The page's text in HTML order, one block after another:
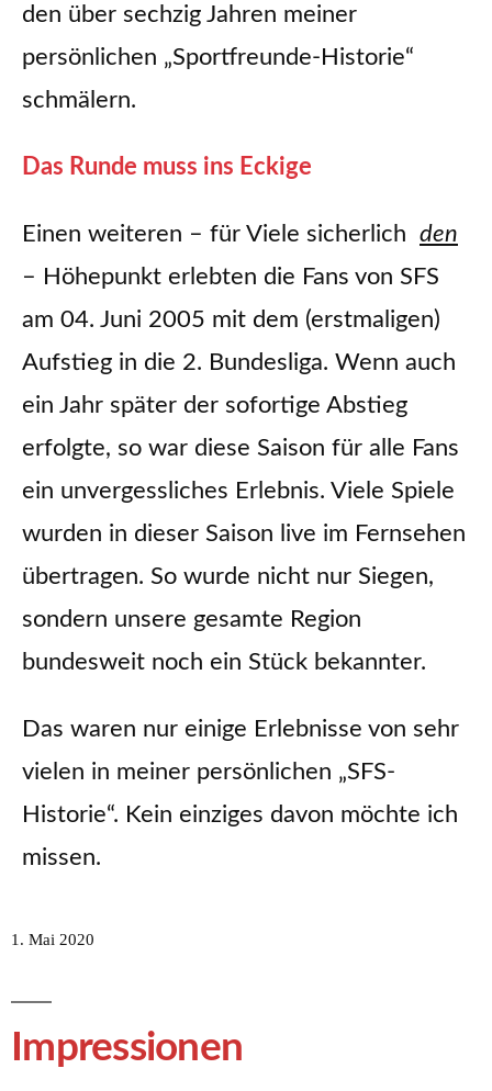
den über sechzig Jahren meiner
persönlichen „Sportfreunde-Historie“
schmälern.
Das Runde muss ins Eckige
Einen weiteren – für Viele sicherlich den
– Höhepunkt erlebten die Fans von SFS
am 04. Juni 2005 mit dem (erstmaligen)
Aufstieg in die 2. Bundesliga. Wenn auch
ein Jahr später der sofortige Abstieg
erfolgte, so war diese Saison für alle Fans
ein unvergessliches Erlebnis. Viele Spiele
wurden in dieser Saison live im Fernsehen
übertragen. So wurde nicht nur Siegen,
sondern unsere gesamte Region
bundesweit noch ein Stück bekannter.
Das waren nur einige Erlebnisse von sehr
vielen in meiner persönlichen „SFS-
Historie“. Kein einziges davon möchte ich
missen.
1. Mai 2020
Impressionen